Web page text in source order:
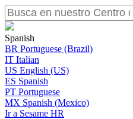
Spanish
BR Portuguese (Brazil)
IT Italian
US English (US)
ES Spanish
PT Portuguese
MX Spanish (Mexico)
Ir a Sesame HR